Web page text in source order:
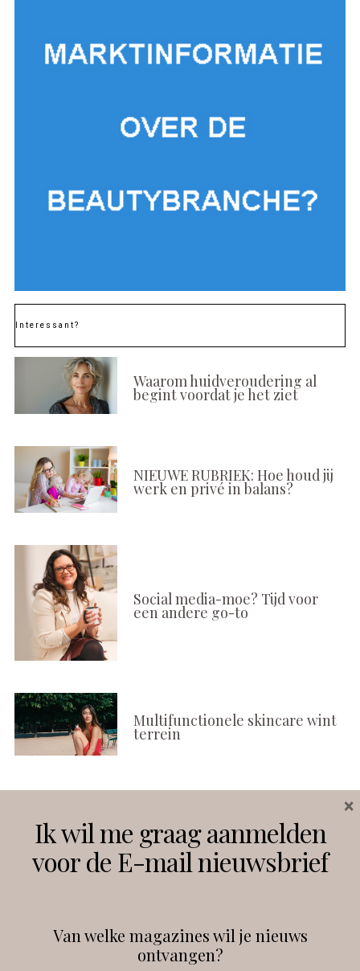
Interessant?
Waarom huidveroudering al
begint voordat je het ziet
NIEUWE RUBRIEK: Hoe houd jij
werk en privé in balans?
Social media-moe? Tijd voor
een andere go-to
Multifunctionele skincare wint
terrein
Instagram Facebook
debeautyprofessional
Ik wil me graag aanmelden
voor de E-mail nieuwsbrief
Van welke magazines wil je nieuws
ontvangen?
×